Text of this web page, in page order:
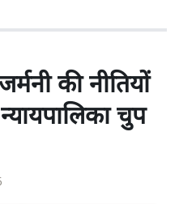
की नीतियों
चुप